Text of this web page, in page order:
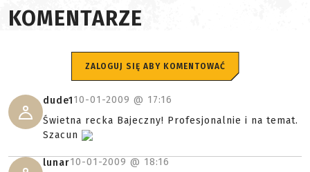
KOMENTARZE
ZALOGUJ SIĘ ABY KOMENTOWAĆ
dude110-01-2009 @ 17:16
Świetna recka Bajeczny! Profesjonalnie i na temat.
Szacun
lunar10-01-2009 @ 18:16